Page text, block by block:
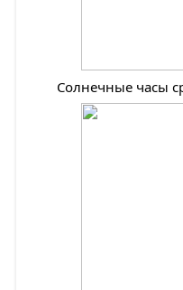
Солнечные часы